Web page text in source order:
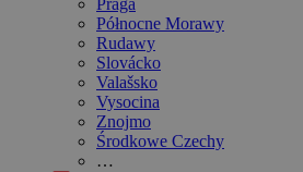
Praga
Północne Morawy
Rudawy
Slovácko
Valašsko
Vysocina
Znojmo
Środkowe Czechy
…